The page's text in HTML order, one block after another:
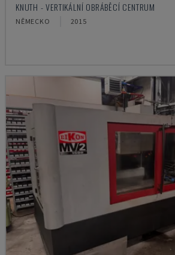
KNUTH - VERTIKÁLNÍ OBRÁBĚCÍ CENTRUM
NĚMECKO 2015